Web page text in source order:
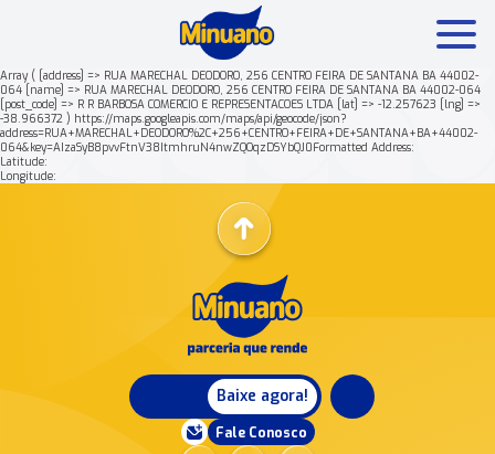
Array ( [address] => RUA MARECHAL DEODORO, 256 CENTRO FEIRA DE SANTANA BA 44002-
064 [name] => RUA MARECHAL DEODORO, 256 CENTRO FEIRA DE SANTANA BA 44002-064
[post_code] => R R BARBOSA COMERCIO E REPRESENTACOES LTDA [lat] => -12.257623 [lng] =>
-38.966372 ) https://maps.googleapis.com/maps/api/geocode/json?
address=RUA+MARECHAL+DEODORO%2C+256+CENTRO+FEIRA+DE+SANTANA+BA+44002-
064&key=AIzaSyB8pvvFtnV38ItmhruN4nwZQOqzDSYbQJ0Formatted Address:
Latitude:
Longitude:
Baixe agora!
Fale Conosco
Mais buscados: Produtos Minuano Rende +
Nossa história